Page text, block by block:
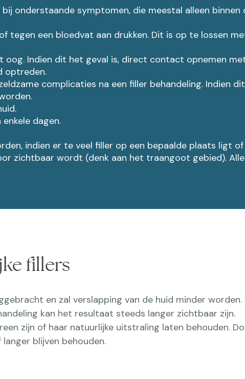
onderstaande symptomen, die meestal alleen
tegen een bloedvat aan drukken. Dit is op te lossen
Indien dit het geval is, direct contact opnemen
optreden.
complicaties na een filler behandeling. Indien
dagen.
indien er te veel filler op een bepaalde plaats ligt
zichtbaar wordt (denk aan het traangoot gebied).
fillers
en zal verslapping van de huid minder
kan het resultaat steeds langer zichtbaar zijn.
zijn of haar natuurlijke uitstraling laten behouden.
blijven behouden.